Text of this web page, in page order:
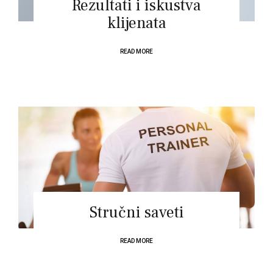
Rezultati i iskustva
klijenata
READ MORE
Stručni saveti
READ MORE